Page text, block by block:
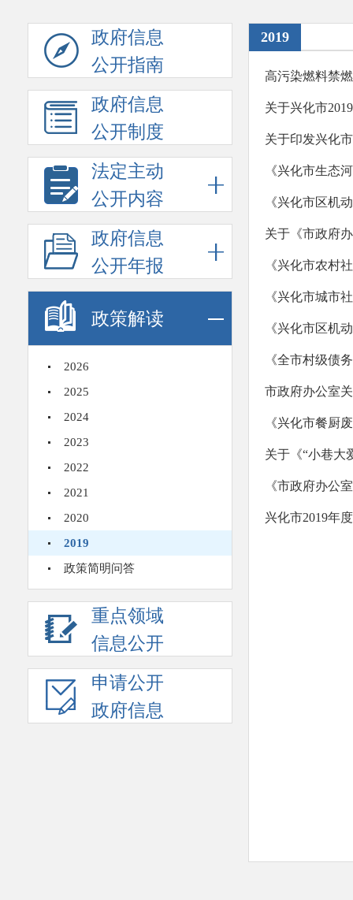
政府信息
公开指南
政府信息
公开制度
法定主动
公开内容
政府信息
公开年报
政策解读
2026
2025
2024
2023
2022
2021
2020
2019
政策简明问答
重点领域
信息公开
申请公开
政府信息
2019
高污染燃料禁
关于兴化市
关于印发兴化
《兴化市生态
《兴化市区机
关于《市政府
《兴化市农村
《兴化市城市
《兴化市区机
《全市村级债
市政府办公室
《兴化市餐厨
关于《“小巷大
《市政府办公
兴化市2019年